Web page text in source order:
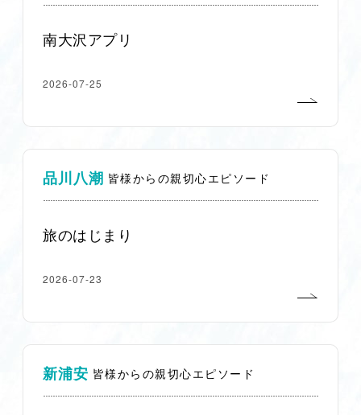
南大沢アプリ
2026-07-25
品川八潮 皆様からの親切心エピソード
旅のはじまり
2026-07-23
新浦安 皆様からの親切心エピソード